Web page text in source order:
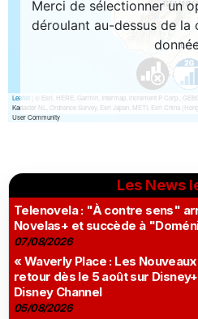
Les News
Telenovela : "À contre sens"
Novelas+ et succède à
07/08/2026
« Waverly Place : Les
retour dès le 5 août sur
Disney Channel
05/08/2026